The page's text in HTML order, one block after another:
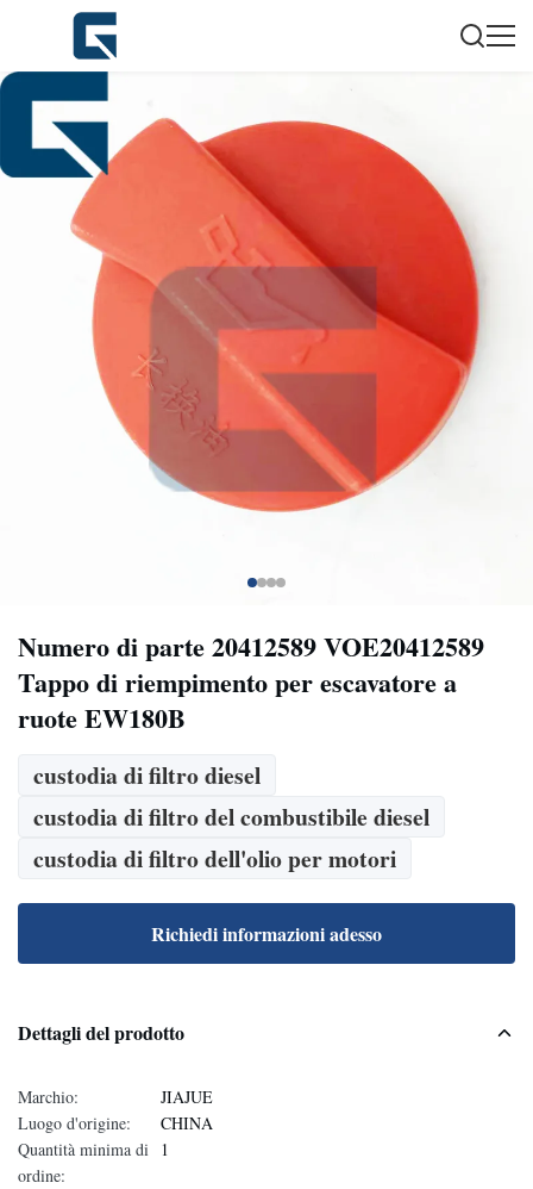
Numero di parte 20412589 VOE20412589
Tappo di riempimento per escavatore a
ruote EW180B
custodia di filtro diesel
custodia di filtro del combustibile diesel
custodia di filtro dell'olio per motori
Richiedi informazioni adesso
Dettagli del prodotto
Marchio:
JIAJUE
Luogo d'origine:
CHINA
Quantità minima di
ordine:
1